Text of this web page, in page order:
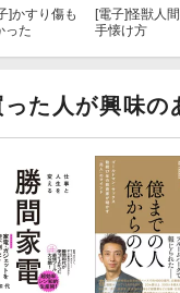
。
えない卑しさみたいな
]かすり傷も
った
[電子]怪獣人
手懐け方
た人が興味の